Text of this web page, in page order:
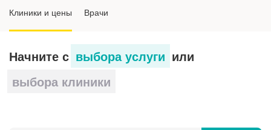
симптомов
Подготовка к спирографии
Клиники и цены Врачи
Начните с выбора услуги или
выбора клиники